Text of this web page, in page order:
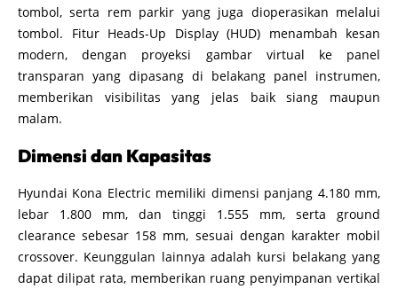
tombol, serta rem parkir yang juga dioperasikan melalui
tombol. Fitur Heads-Up Display (HUD) menambah kesan
modern, dengan proyeksi gambar virtual ke panel
transparan yang dipasang di belakang panel instrumen,
memberikan visibilitas yang jelas baik siang maupun
malam.
Dimensi dan Kapasitas
Hyundai Kona Electric memiliki dimensi panjang 4.180 mm,
lebar 1.800 mm, dan tinggi 1.555 mm, serta ground
clearance sebesar 158 mm, sesuai dengan karakter mobil
crossover. Keunggulan lainnya adalah kursi belakang yang
dapat dilipat rata, memberikan ruang penyimpanan vertikal